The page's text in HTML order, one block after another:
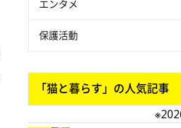
エンタメ
保護活動
「猫と暮らす」の人気記事